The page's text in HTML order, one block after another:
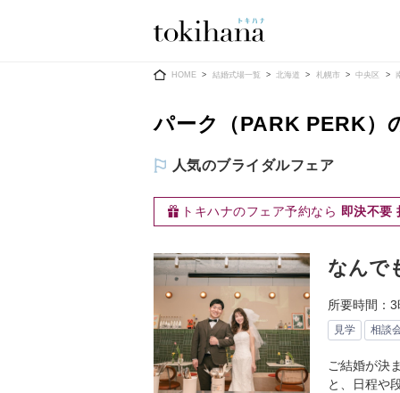
Ring
婚約指輪
すべてのアイテム
指輪ショップ一覧
Dress
ウエディン
ウエディン
カラードレ
カラードレ
和装
メンズ （メ
HOME 結婚式場一覧 北海道 札幌市 中央区
パーク（PARK PERK）
人気のブライダルフェア
トキハナのフェア予約なら 即決不要
なんで
試食な
所要時間：
見学 相談
ご結婚が決
と、日程や